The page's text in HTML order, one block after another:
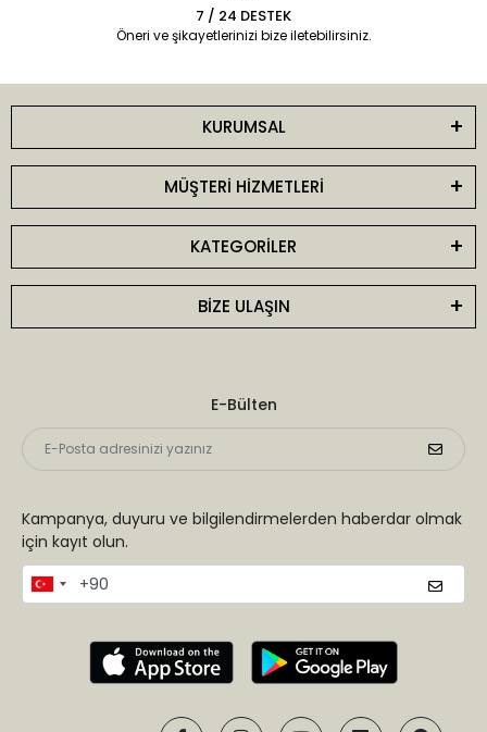
7 / 24 DESTEK
Öneri ve şikayetlerinizi bize iletebilirsiniz.
KURUMSAL
MÜŞTERİ HİZMETLERİ
KATEGORİLER
BİZE ULAŞIN
E-Bülten
Kampanya, duyuru ve bilgilendirmelerden haberdar olmak
için kayıt olun.